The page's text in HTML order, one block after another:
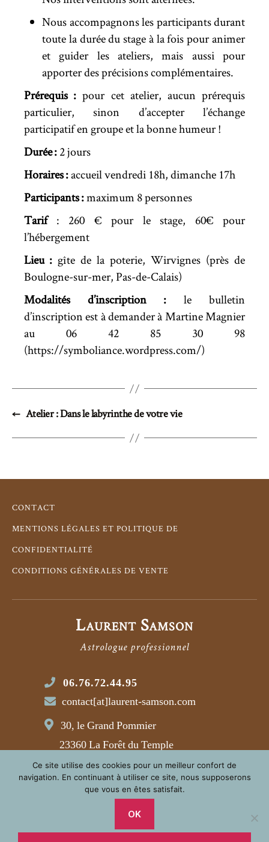
Nous accompagnons les participants durant
toute la durée du stage à la fois pour animer
et guider les ateliers, mais aussi pour
apporter des précisions complémentaires.
Prérequis : pour cet atelier, aucun prérequis
particulier, sinon d’accepter l’échange
participatif en groupe et la bonne humeur !
Durée :2 jours
Horaires :accueil vendredi 18h, dimanche 17h
Participants :maximum 8 personnes
Tarif: 260 € pour le stage, 60€ pour
l’hébergement
Lieu : gîte de la poterie, Wirvignes (près de
Boulogne-sur-mer, Pas-de-Calais)
Modalités d’inscription : le bulletin
d’inscription est à demander à Martine Magnier
au 06 42 85 30 98
(https://symboliance.wordpress.com/)
← Atelier : Dans le labyrinthe de votre vie
CONTACT
MENTIONS LÉGALES ET POLITIQUE DE
CONFIDENTIALITÉ
CONDITIONS GÉNÉRALES DE VENTE
Laurent Samson
Astrologue professionnel
06.76.72.44.95
contact[at]laurent-samson.com
30, le Grand Pommier
23360 La Forêt du Temple
© 2021 LAURENT SAMSON
AM-WEBMASTER.COM
Ce site utilise des cookies pour un meilleur confort de
navigation. En continuant à utiliser ce site, nous supposerons
que vous en êtes satisfait.
OK